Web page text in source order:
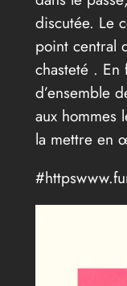
discutée. Le
point central
chasteté . En
d’ensemble
aux hommes
la mettre en